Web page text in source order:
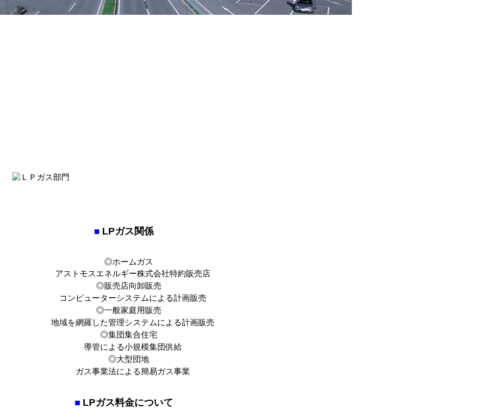
■LPガス関係
◎ホームガス
アストモスエネルギー株式会社特約販売店
◎販売店向卸販売
コンピューターシステムによる計画販売
◎一般家庭用販売
地域を網羅した管理システムによる計画販売
◎集団集合住宅
導管による小規模集団供給
◎大型団地
ガス事業法による簡易ガス事業
■LPガス料金について